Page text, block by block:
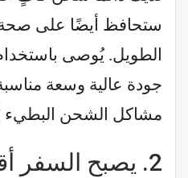
ستحافظ أيضًا على
الطويل. يُوصى
جودة عالية وسعة
مشاكل الشحن البطيء
2. يصبح السفر